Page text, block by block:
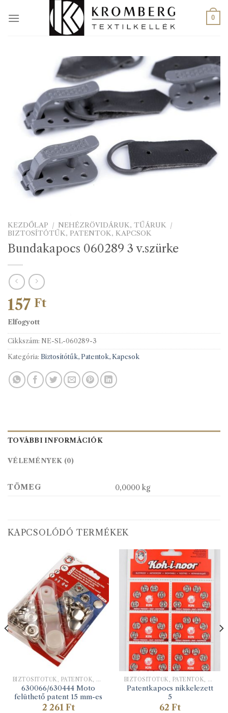
0
KEZDŐLAP / NEHÉZRÖVIDÁRUK, TŰÁRUK /
BIZTOSÍTÓTŰK, PATENTOK, KAPCSOK
Bundakapocs 060289 3 v.szürke
157 Ft
Elfogyott
Cikkszám: NE-SL-060289-3
Kategória: Biztosítótűk, Patentok, Kapcsok
TOVÁBBI INFORMÁCIÓK
VÉLEMÉNYEK (0)
TÖMEG 0,0000 kg
KAPCSOLÓDÓ TERMÉKEK
BIZTOSÍTÓTŰK, PATENTOK, KAPCSOK
630066/630444 Moto
felüthető patent 15 mm-es
2 261 Ft
BIZTOSÍTÓTŰK, PATENTOK, KAPCSOK
Patentkapocs nikkelezett
5
62 Ft